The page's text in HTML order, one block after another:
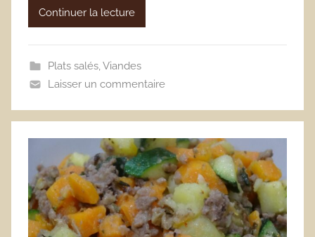
Continuer la lecture
Plats salés,Viandes
Laisser un commentaire